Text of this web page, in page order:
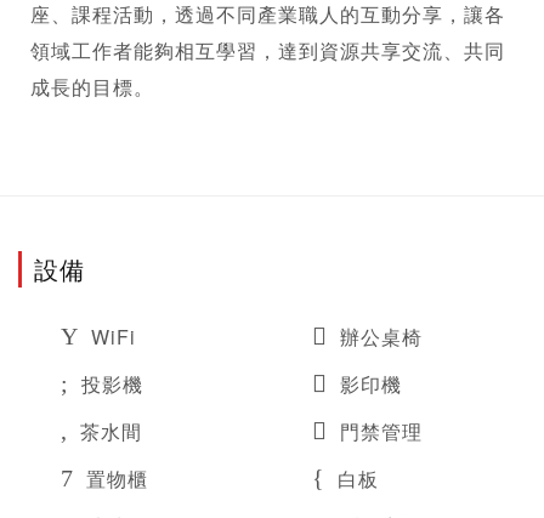
座、課程活動，透過不同產業職人的互動分享，讓各
領域工作者能夠相互學習，達到資源共享交流、共同
成長的目標。
設備
WiFi
辦公桌椅
投影機
影印機
茶水間
門禁管理
置物櫃
白板